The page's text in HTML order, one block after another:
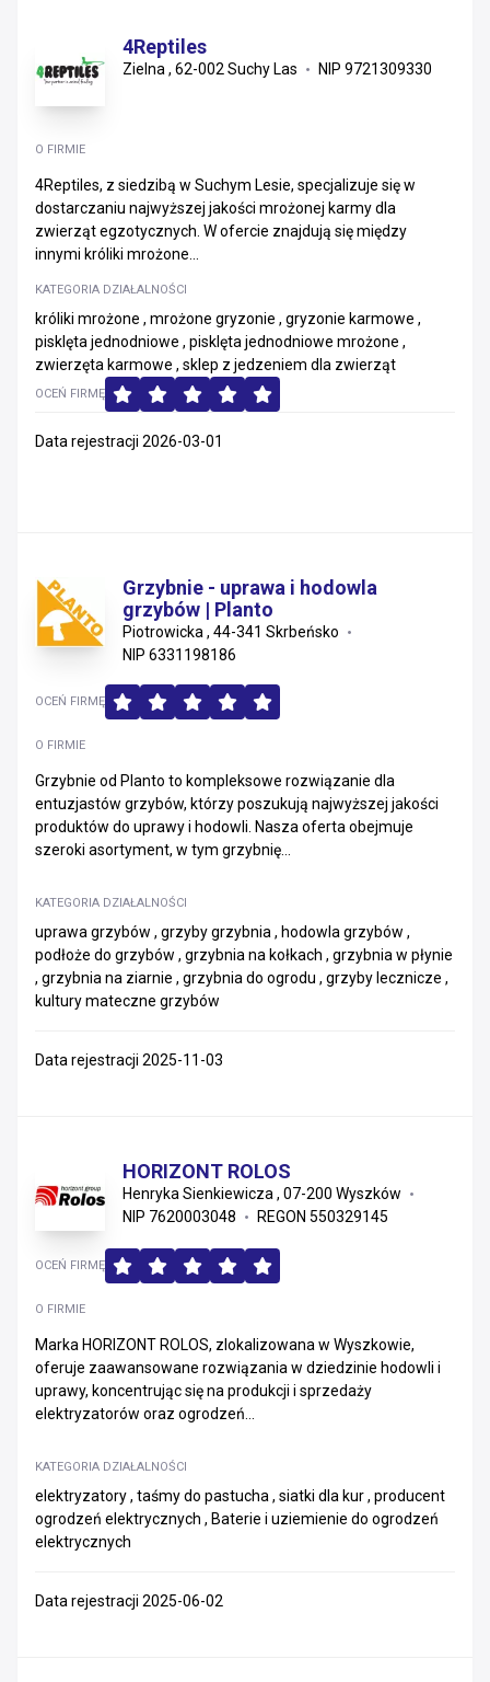
4Reptiles
Zielna , 62-002 Suchy Las NIP 9721309330
O FIRMIE
4Reptiles, z siedzibą w Suchym Lesie, specjalizuje się w
dostarczaniu najwyższej jakości mrożonej karmy dla
zwierząt egzotycznych. W ofercie znajdują się między
innymi króliki mrożone...
KATEGORIA DZIAŁALNOŚCI
króliki mrożone , mrożone gryzonie , gryzonie karmowe ,
pisklęta jednodniowe , pisklęta jednodniowe mrożone ,
zwierzęta karmowe , sklep z jedzeniem dla zwierząt
OCEŃ FIRMĘ
Data rejestracji 2026-03-01
Grzybnie - uprawa i hodowla
grzybów | Planto
Piotrowicka , 44-341 Skrbeńsko
NIP 6331198186
O FIRMIE
Grzybnie od Planto to kompleksowe rozwiązanie dla
entuzjastów grzybów, którzy poszukują najwyższej jakości
produktów do uprawy i hodowli. Nasza oferta obejmuje
szeroki asortyment, w tym grzybnię...
KATEGORIA DZIAŁALNOŚCI
uprawa grzybów , grzyby grzybnia , hodowla grzybów ,
podłoże do grzybów , grzybnia na kołkach , grzybnia w płynie
, grzybnia na ziarnie , grzybnia do ogrodu , grzyby lecznicze ,
kultury mateczne grzybów
OCEŃ FIRMĘ
Data rejestracji 2025-11-03
HORIZONT ROLOS
Henryka Sienkiewicza , 07-200 Wyszków
NIP 7620003048
REGON 550329145
O FIRMIE
Marka HORIZONT ROLOS, zlokalizowana w Wyszkowie,
oferuje zaawansowane rozwiązania w dziedzinie hodowli i
uprawy, koncentrując się na produkcji i sprzedaży
elektryzatorów oraz ogrodzeń...
KATEGORIA DZIAŁALNOŚCI
elektryzatory , taśmy do pastucha , siatki dla kur , producent
ogrodzeń elektrycznych , Baterie i uziemienie do ogrodzeń
elektrycznych
OCEŃ FIRMĘ
Data rejestracji 2025-06-02